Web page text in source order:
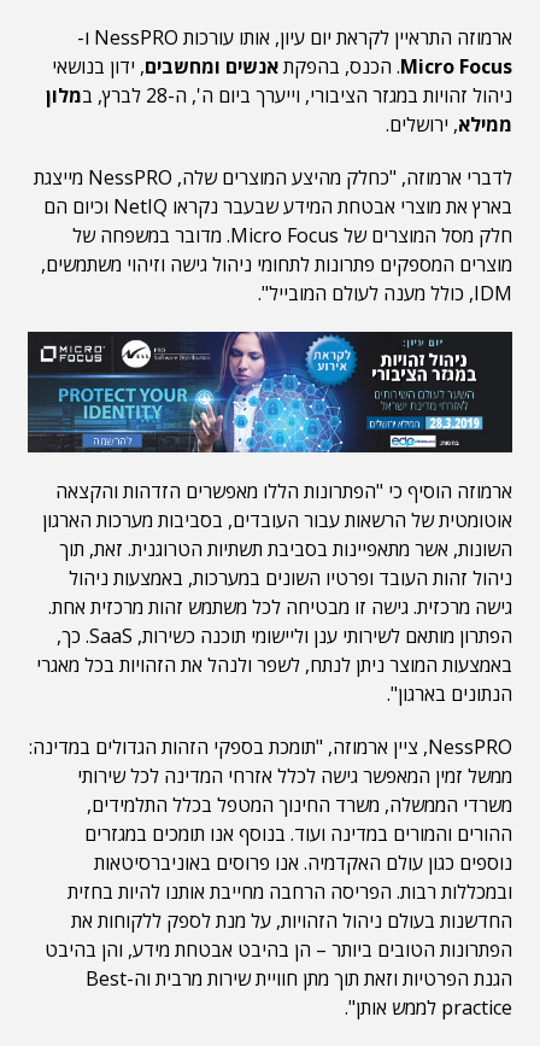
ארמוזה התראיין לקראת יום עיון, אותו עורכות NessPRO ו-
Micro Focus. הכנס, בהפקתאנשים ומחשבים, ידון בנושאי
ניהול זהויות במגזר הציבורי, וייערך ביום ה', ה-28 לברץ, ב
מלון
ממילא, ירושלים.
לדברי ארמוזה, "כחלק מהיצע המוצרים שלה, NessPRO מייצגת
בארץ את מוצרי אבטחת המידע שבעבר נקראו NetIQ וכיום הם
חלק מסל המוצרים של Micro Focus. מדובר במשפחה של
מוצרים המספקים פתרונות לתחומי ניהול גישה וזיהוי משתמשים,
IDM, כולל מענה לעולם המובייל".
ארמוזה הוסיף כי "הפתרונות הללו מאפשרים הזדהות והקצאה
אוטומטית של הרשאות עבור העובדים, בסביבות מערכות הארגון
השונות, אשר מתאפיינות בסביבת תשתיות הטרוגנית. זאת, תוך
ניהול זהות העובד ופרטיו השונים במערכות, באמצעות ניהול
גישה מרכזית. גישה זו מבטיחה לכל משתמש זהות מרכזית אחת.
הפתרון מותאם לשירותי ענן וליישומי תוכנה כשירות, SaaS. כך,
באמצעות המוצר ניתן לנתח, לשפר ולנהל את הזהויות בכל מאגרי
הנתונים בארגון".
NessPRO, ציין ארמוזה, "תומכת בספקי הזהות הגדולים במדינה:
ממשל זמין המאפשר גישה לכלל אזרחי המדינה לכל שירותי
משרדי הממשלה, משרד החינוך המטפל בכלל התלמידים,
ההורים והמורים במדינה ועוד. בנוסף אנו תומכים במגזרים
נוספים כגון עולם האקדמיה. אנו פרוסים באוניברסיטאות
ובמכללות רבות. הפריסה הרחבה מחייבת אותנו להיות בחזית
החדשנות בעולם ניהול הזהויות, על מנת לספק ללקוחות את
הפתרונות הטובים ביותר – הן בהיבט אבטחת מידע, והן בהיבט
הגנת הפרטיות וזאת תוך מתן חוויית שירות מרבית וה-Best
practice לממש אותן".